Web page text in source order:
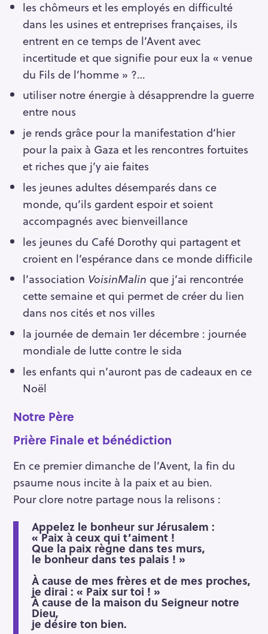
les chômeurs et les employés en difficulté
dans les usines et entreprises françaises, ils
entrent en ce temps de l’Avent avec
incertitude et que signifie pour eux la « venue
du Fils de l’homme » ?…
utiliser notre énergie à désapprendre la guerre
entre nous
je rends grâce pour la manifestation d’hier
pour la paix à Gaza et les rencontres fortuites
et riches que j’y aie faites
les jeunes adultes désemparés dans ce
monde, qu’ils gardent espoir et soient
accompagnés avec bienveillance
les jeunes du Café Dorothy qui partagent et
croient en l’espérance dans ce monde difficile
l’association VoisinMalin que j’ai rencontrée
cette semaine et qui permet de créer du lien
dans nos cités et nos villes
la journée de demain 1er décembre : journée
mondiale de lutte contre le sida
les enfants qui n’auront pas de cadeaux en ce
Noël
Notre Père
Prière Finale et bénédiction
En ce premier dimanche de l’Avent, la fin du
psaume nous incite à la paix et au bien.
Pour clore notre partage nous la relisons :
Appelez le bonheur sur Jérusalem :
« Paix à ceux qui t’aiment !
Que la paix règne dans tes murs,
le bonheur dans tes palais ! »
À cause de mes frères et de mes proches,
je dirai : « Paix sur toi ! »
À cause de la maison du Seigneur notre
Dieu,
je désire ton bien.